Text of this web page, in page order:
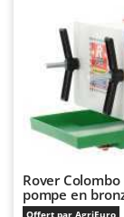
Rover
pompe en